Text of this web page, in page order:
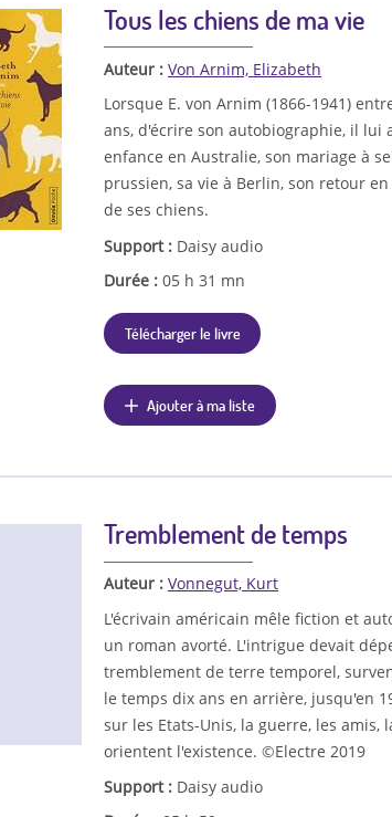
Tous les chiens de ma vie
Auteur : Von Arnim, Elizabeth
Lorsque E. von Arnim (1866-1941)
ans, d'écrire son autobiographie, il lui
enfance en Australie, son mariage à
prussien, sa vie à Berlin, son retour
de ses chiens.
Support : Daisy audio
Durée : 05 h 31 mn
Télécharger le livre
Ajouter à ma liste
Tremblement de temps
Auteur : Vonnegut, Kurt
L'écrivain américain mêle fiction et
un roman avorté. L'intrigue devait
tremblement de terre temporel,
le temps dix ans en arrière, jusqu'en
sur les Etats-Unis, la guerre, les amis,
orientent l'existence. ©Electre 2019
Support : Daisy audio